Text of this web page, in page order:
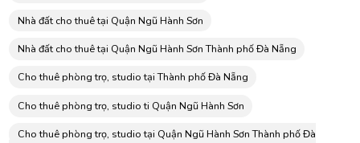
Nhà đất cho thuê tại Quận Ngũ Hành Sơn
Nhà đất cho thuê tại Quận Ngũ Hành Sơn Thành phố Đà Nẵng
Cho thuê phòng trọ, studio tại Thành phố Đà Nẵng
Cho thuê phòng trọ, studio ti Quận Ngũ Hành Sơn
Cho thuê phòng trọ, studio tại Quận Ngũ Hành Sơn Thành phố Đà